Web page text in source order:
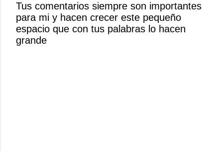
u
n
c
o
Tus comentarios siempre son importantes
para mi y hacen crecer este pequeño
espacio que con tus palabras lo hacen
grande